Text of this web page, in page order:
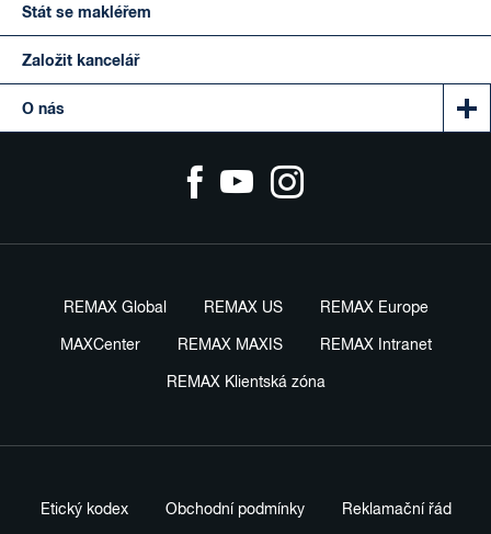
Stát se makléřem
Založit kancelář
O nás
REMAX Global REMAX US REMAX Europe
MAXCenter REMAX MAXIS REMAX Intranet
REMAX Klientská zóna
Etický kodex Obchodní podmínky Reklamační řád